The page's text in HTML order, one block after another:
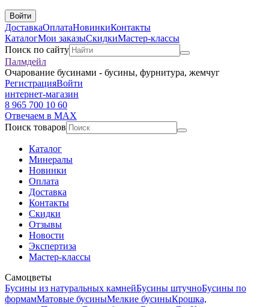
Войти
ДоставкаОплатаНовинкиКонтакты
КаталогМои заказыСкидкиМастер-классы
Поиск по сайту
Палмдейл
Очарование бусинами - бусины, фурнитура, жемчуг
РегистрацияВойти
интернет-магазин
8 965 700 10 60
Отвечаем в MAX
Поиск товаров
Каталог
Минералы
Новинки
Оплата
Доставка
Контакты
Скидки
Отзывы
Новости
Экспертиза
Мастер-классы
Самоцветы
Бусины из натуральных камнейБусины штучноБусины по
формамМатовые бусиныМелкие бусиныКрошка,